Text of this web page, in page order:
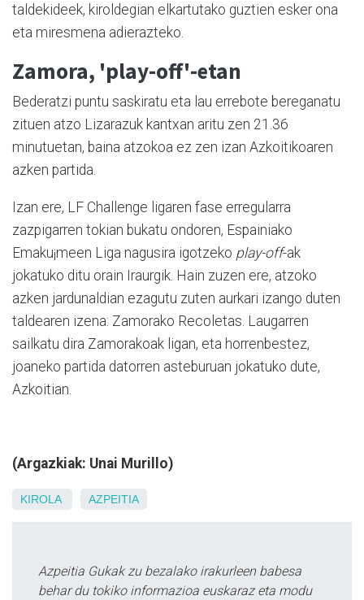
taldekideek, kiroldegian elkartutako guztien esker ona
eta miresmena adierazteko.
Zamora, 'play-off'-etan
Bederatzi puntu saskiratu eta lau errebote bereganatu
zituen atzo Lizarazuk kantxan aritu zen 21.36
minutuetan, baina atzokoa ez zen izan Azkoitikoaren
azken partida.
Izan ere, LF Challenge ligaren fase erregularra
zazpigarren tokian bukatu ondoren, Espainiako
Emaku¡meen Liga nagusira igotzeko play-off-ak
jokatuko ditu orain Iraurgik. Hain zuzen ere, atzoko
azken jardunaldian ezagutu zuten aurkari izango duten
taldearen izena: Zamorako Recoletas. Laugarren
sailkatu dira Zamorakoak ligan, eta horrenbestez,
joaneko partida datorren asteburuan jokatuko dute,
Azkoitian.
(Argazkiak: Unai Murillo)
KIROLA AZPEITIA
Azpeitia Gukak zu bezalako irakurleen babesa
behar du tokiko informazioa euskaraz eta modu